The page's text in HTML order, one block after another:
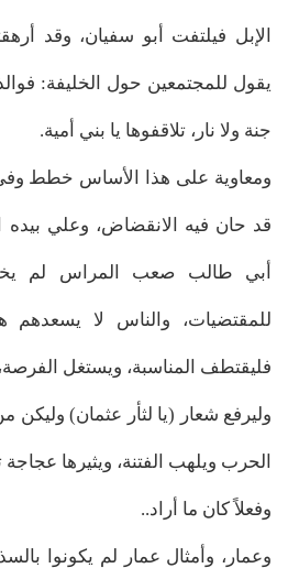
الإبل فيلتفت أبو سفيان، وقد
يقول للمجتمعين حول الخليفة:
جنة ولا نار، تلاقفوها يا بني أمية.
ومعاوية على هذا الأساس خطط
قد حان فيه الانقضاض، وعلي بيده
أبي طالب صعب المراس لم
للمقتضيات، والناس لا يسعدهم
فليقتطف المناسبة، ويستغل
وليرفع شعار (يا لثأر عثمان)
الحرب ويلهب الفتنة، ويثيرها
وفعلاً كان ما أراد..
وعمار، وأمثال عمار لم يكونوا